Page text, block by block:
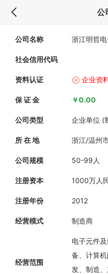
公
公司名称 浙江明哲
社会信用代码
资料认证 企业资
保 证 金 ￥0.00
公司类型 企业单位 (
所 在 地 浙江/温州
公司规模 50-99人
注册资本 1000万人
注册年份 2012
经营模式 制造商
经营范围
电子元件
备、计算
发、制造